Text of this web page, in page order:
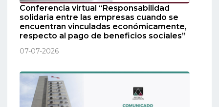
Conferencia virtual “Responsabilidad
solidaria entre las empresas cuando se
encuentran vinculadas económicamente,
respecto al pago de beneficios sociales”
07-07-2026